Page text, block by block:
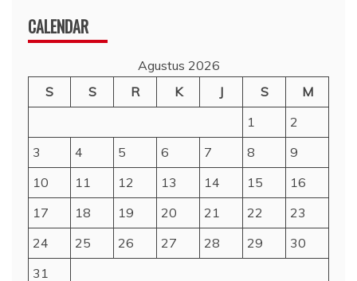
CALENDAR
Agustus 2026
S
S R K J S
M
1
2
3
4 5 6 7 8
9
10
11 12 13 14 15
16
17
18 19 20 21 22
23
24
25 26 27 28 29
30
31